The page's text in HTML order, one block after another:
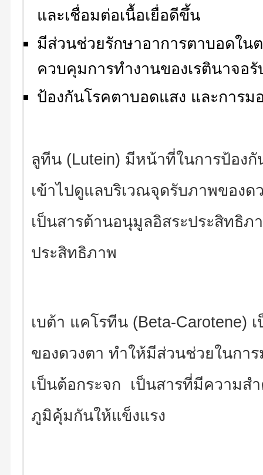
และเชื่อมต่อเนื้อเยื่อดีขึ้น
มีส่วนช่วยรักษาอาการตาบอดใน
ควบคุมการทำงานของเรตินาจอรั
ป้องกันโรคตาบอดแสง และการม
ลูทีน (Lutein) มีหน้าที่ในการป้องกั
เข้าไปดูแลบริเวณจุดรับภาพของ
เป็นสารต้านอนุมูลอิสระประสิทธิภ
ประสิทธิภาพ
เบต้า แคโรทีน (Beta-Carotene)
ของดวงตา ทำให้มีส่วนช่วยในกา
เป็นต้อกระจก เป็นสารที่มีความส
ภูมิคุ้มกันให้แข็งแรง